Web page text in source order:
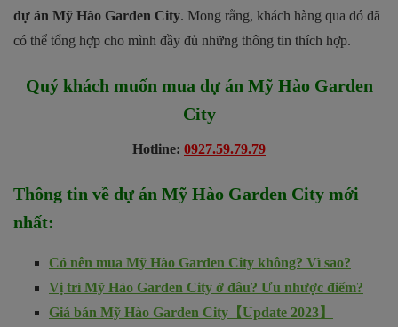
dự án Mỹ Hào Garden City. Mong rằng, khách hàng qua đó đã
có thể tổng hợp cho mình đầy đủ những thông tin thích hợp.
Quý khách muốn mua dự án Mỹ Hào Garden
City
Hotline: 0927.59.79.79
Thông tin về dự án Mỹ Hào Garden City mới
nhất:
Có nên mua Mỹ Hào Garden City không? Vì sao?
Vị trí Mỹ Hào Garden City ở đâu? Ưu nhược điểm?
Giá bán Mỹ Hào Garden City【Update 2023】